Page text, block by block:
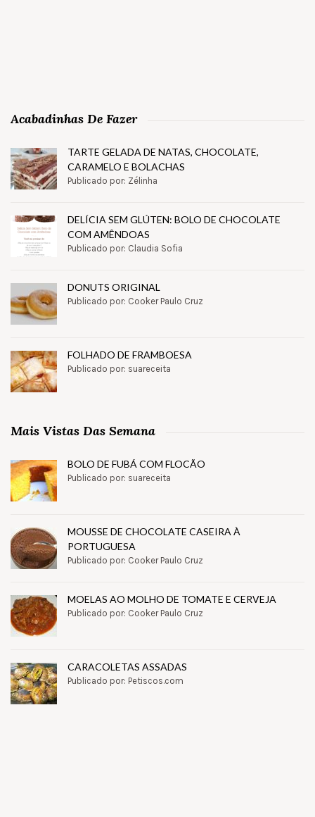
Acabadinhas De Fazer
TARTE GELADA DE NATAS, CHOCOLATE,
CARAMELO E BOLACHAS
Publicado por: Zélinha
DELÍCIA SEM GLÚTEN: BOLO DE CHOCOLATE
COM AMÊNDOAS
Publicado por: Claudia Sofia
DONUTS ORIGINAL
Publicado por: Cooker Paulo Cruz
FOLHADO DE FRAMBOESA
Publicado por: suareceita
Mais Vistas Das Semana
BOLO DE FUBÁ COM FLOCÃO
Publicado por: suareceita
MOUSSE DE CHOCOLATE CASEIRA À
PORTUGUESA
Publicado por: Cooker Paulo Cruz
MOELAS AO MOLHO DE TOMATE E CERVEJA
Publicado por: Cooker Paulo Cruz
CARACOLETAS ASSADAS
Publicado por: Petiscos.com